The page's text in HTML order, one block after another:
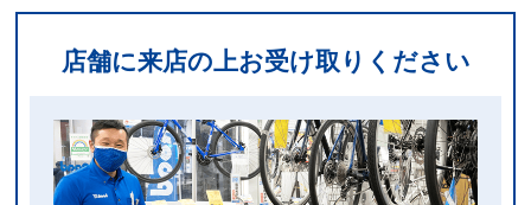
店舗に来店の上お受け取りください